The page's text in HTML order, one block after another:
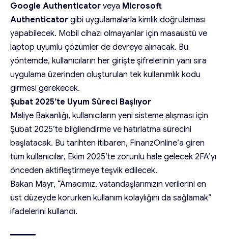
Google Authenticator veya Microsoft
Authenticator gibi uygulamalarla kimlik doğrulaması
yapabilecek. Mobil cihazı olmayanlar için masaüstü ve
laptop uyumlu çözümler de devreye alınacak. Bu
yöntemde, kullanıcıların her girişte şifrelerinin yanı sıra
uygulama üzerinden oluşturulan tek kullanımlık kodu
girmesi gerekecek.
Şubat 2025’te Uyum Süreci Başlıyor
Maliye Bakanlığı, kullanıcıların yeni sisteme alışması için
Şubat 2025’te bilgilendirme ve hatırlatma sürecini
başlatacak. Bu tarihten itibaren, FinanzOnline’a giren
tüm kullanıcılar, Ekim 2025’te zorunlu hale gelecek 2FA’yı
önceden aktifleştirmeye teşvik edilecek.
Bakan Mayr, “Amacımız, vatandaşlarımızın verilerini en
üst düzeyde korurken kullanım kolaylığını da sağlamak”
ifadelerini kullandı.